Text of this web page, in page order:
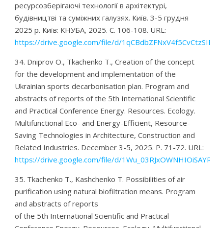
ресурсозберігаючі технології в архітектурі,
будівництві та суміжних галузях. Київ. 3-5 грудня
2025 р. Київ: КНУБА, 2025. С. 106-108. URL:
https://drive.google.com/file/d/
34. Dniprov O., Tkachenko T., Creation of the concept
for the development and implementation of the
Ukrainian sports decarbonisation plan. Program and
abstracts of reports of the 5th International Scientific
and Practical Conference Energy. Resources. Ecology.
Multifunctional Eco- and Energy-Efficient, Resource-
Saving Technologies in Architecture, Construction and
Related Industries. December 3-5, 2025. P. 71-72. URL:
https://drive.google.com/file/d/
35. Tkachenko T., Kashchenko T. Possibilities of air
purification using natural biofiltration means. Program
and abstracts of reports
of the 5th International Scientific and Practical